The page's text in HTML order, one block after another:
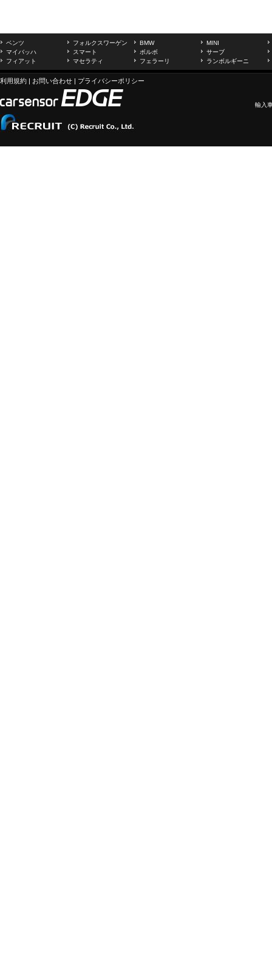
ベンツ フォルクスワーゲン BMW
MINI
マイバッハ
スマート ボルボ
サーブ
フィアット
マセラティ フェラーリ ランボルギーニ
利用規約 | お問い合わせ | プライバシーポリシー
輸入